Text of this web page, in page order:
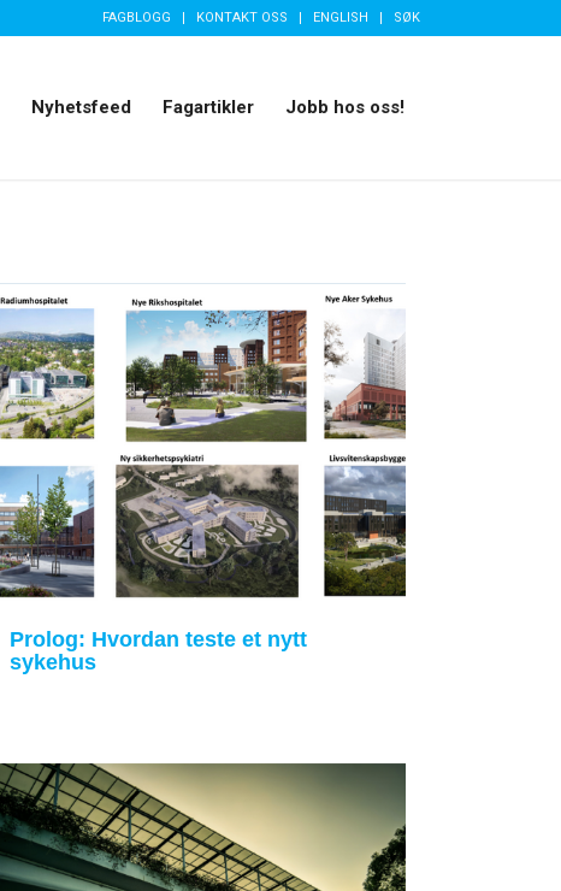
FAGBLOGG KONTAKT OSS ENGLISH SØK
Nyhetsfeed Fagartikler Jobb hos oss!
Prolog: Hvordan teste et nytt
sykehus